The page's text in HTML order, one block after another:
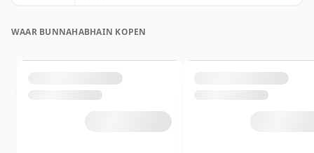
WAAR BUNNAHABHAIN KOPEN